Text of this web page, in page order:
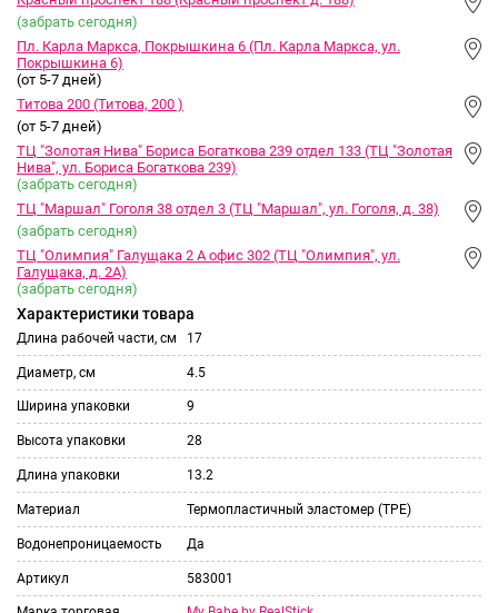
(забрать сегодня)
Пл. Карла Маркса, Покрышкина 6 (Пл. Карла Маркса, ул.
Покрышкина 6)
(от 5-7 дней)
Титова 200 (Титова, 200 )
(от 5-7 дней)
ТЦ "Золотая Нива" Бориса Богаткова 239 отдел 133 (ТЦ "Золотая
Нива", ул. Бориса Богаткова 239)
(забрать сегодня)
ТЦ "Маршал" Гоголя 38 отдел 3 (ТЦ "Маршал", ул. Гоголя, д. 38)
(забрать сегодня)
ТЦ "Олимпия" Галущака 2 А офис 302 (ТЦ "Олимпия", ул.
Галущака, д. 2А)
(забрать сегодня)
Характеристики товара
Длина рабочей части, см 17
Диаметр, см 4.5
Ширина упаковки 9
Высота упаковки 28
Длина упаковки 13.2
Материал Термопластичный эластомер (TPE)
Водонепроницаемость Да
Артикул 583001